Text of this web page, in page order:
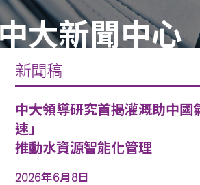
大新聞中心
新聞稿
中大領導研究首揭灌溉助中國
速」
推動水資源智能化管理
2026年6月8日